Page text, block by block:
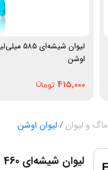
اوشن
415,000
ماگ و لیوان لیوان اوشن
لیوان شیشه‌ای 460 میلی‌لیتری مدل آیوری لانگ درینک (B13016) اوشن